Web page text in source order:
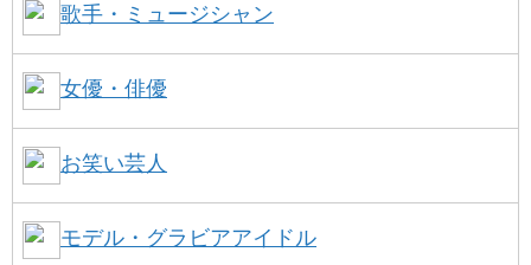
歌手・ミュージシャン
女優・俳優
お笑い芸人
モデル・グラビアアイドル